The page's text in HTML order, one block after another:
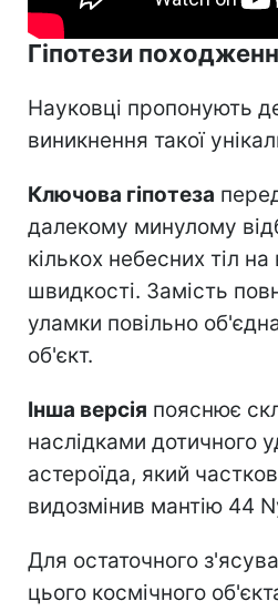
Гіпотези
Науковці пропонують
виникнення такої
Ключова гіпотеза
далекому минулому
кількох небесних тіл на
швидкості. Замість
уламки повільно
об'єкт.
Інша версія пояснює
наслідками дотичного
астероїда, який
видозмінив мантію 44
Для остаточного
цього космічного